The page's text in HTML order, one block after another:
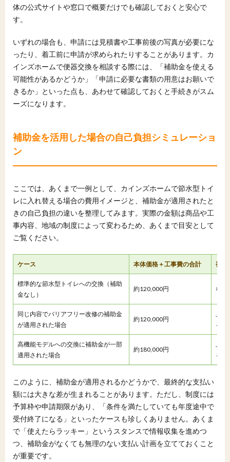
体の公式サイトや窓口で概要だけでも確認しておくと安心で
す。
いずれの場合も、申請には見積書や工事前後の写真が必要にな
ったり、着工前に申請が求められたりすることがあります。カ
インズホームで便器交換を相談する際には、「補助金を使える
可能性があるかどうか」「申請に必要な書類の用意はお願いで
きるか」といった点も、あわせて確認しておくと手続きがスム
ーズになります。
補助金を活用した場合の自己負担シミュレーショ
ン
ここでは、あくまで一例として、カインズホームで節水型トイ
レに入れ替える場合の費用イメージと、補助金が適用されたと
きの自己負担の違いを整理してみます。実際の金額は商品や工
事内容、地域の制度によって変わるため、あくまで目安として
ご覧ください。
ケース 本体価格＋工事費の合計 補助
標準的な節水型トイレへの交換（補助
金なし）
約120,000円 なし
同じ内容でバリアフリー改修の補助金
が適用された場合
約120,000円
上限
る想
高機能モデルへの交換に補助金が一部
適用された場合
約180,000円
上限
る想
このように、補助金が適用されるかどうかで、最終的な支払い
額には大きな差が生まれることがあります。ただし、制度には
予算枠や申請期限があり、「条件を満たしていても年度途中で
受付終了になる」といったケースも珍しくありません。あくま
で「使えたらラッキー」というスタンスで情報収集を進めつ
つ、補助金がなくても無理のない支払い計画を立てておくこと
が重要です。